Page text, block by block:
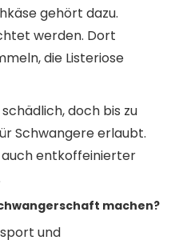
gehört dazu.
werden. Dort
die Listeriose
doch bis zu
Schwangere erlaubt.
entkoffeinierter
machen?
und